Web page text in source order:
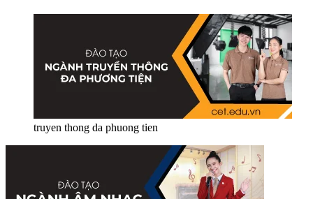
truyen thong da phuong tien